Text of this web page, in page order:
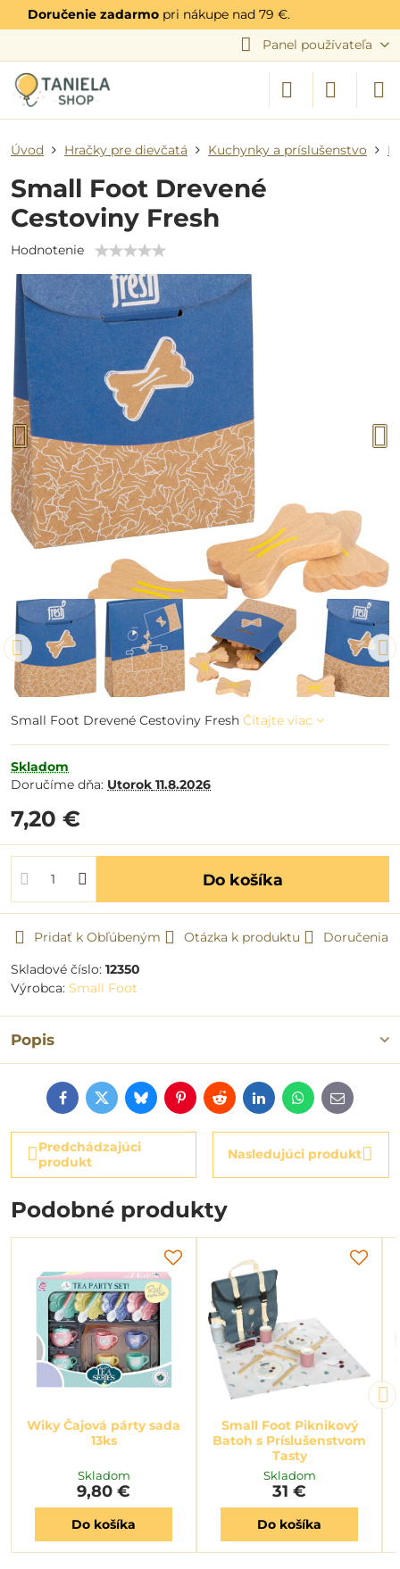
Doručenie zadarmo pri nákupe nad 79 €.
Panel používateľa
Úvod Hračky pre dievčatá Kuchynky a príslušenstvo
Small Foot Drevené
Cestoviny Fresh
Hodnotenie
Small Foot Drevené Cestoviny Fresh Čítajte viac
Skladom
Doručíme dňa: Utorok 11.8.2026
7,20 €
Do košíka
Pridať k Obľúbeným Otázka k produktu
Doručenia
Skladové číslo: 12350
Výrobca: Small Foot
Popis
FacebookTwitterBlueskyPinterestRedditLinkedInWhatsApp
E-
mail
Predchádzajúci
produkt
Nasledujúci produkt
Podobné produkty
Wiky Čajová párty sada
13ks
Skladom
9,80 €
Do košíka
Small Foot Piknikový
Batoh s Príslušenstvom
Tasty
Skladom
31 €
Do košíka